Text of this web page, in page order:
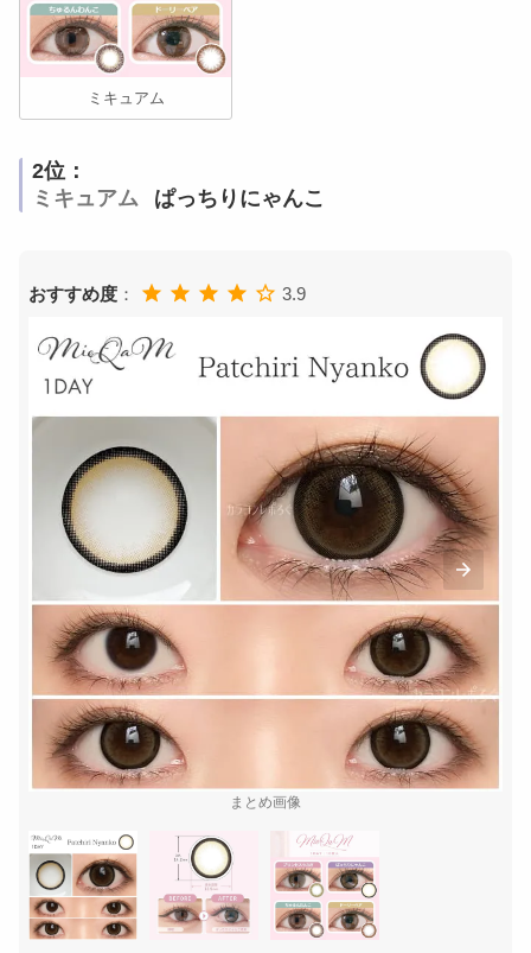
ミキュアム
2位：
ミキュアム
ぱっちりにゃんこ
おすすめ度 ： 3.9
まとめ画像